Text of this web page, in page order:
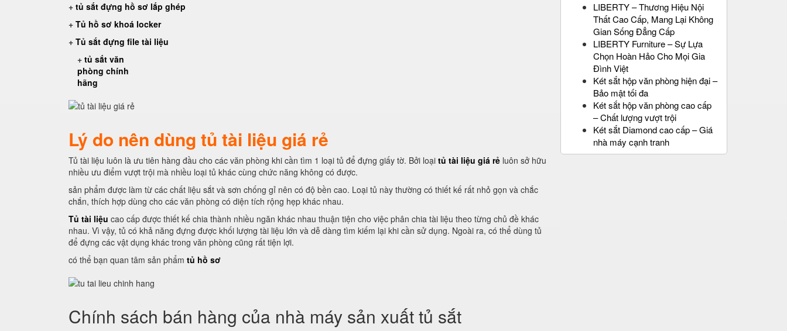
+ tủ sắt đựng hồ sơ lắp ghép
+ Tủ hồ sơ khoá locker
+ Tủ sắt đựng file tài liệu
+ tủ sắt văn
phòng chính
hãng
Lý do nên dùng tủ tài liệu giá rẻ
Tủ tài liệu luôn là ưu tiên hàng đầu cho các văn phòng khi cần tìm 1 loại tủ để đựng giấy tờ. Bởi loại tủ tài liệu giá rẻ luôn sở hữu
nhiều ưu điểm vượt trội mà nhiều loại tủ khác cùng chức năng không có được.
sản phẩm được làm từ các chất liệu sắt và sơn chống gỉ nên có độ bền cao. Loại tủ này thường có thiết kế rất nhỏ gọn và chắc
chắn, thích hợp dùng cho các văn phòng có diện tích rộng hẹp khác nhau.
Tủ tài liệu cao cấp được thiết kế chia thành nhiều ngăn khác nhau thuận tiện cho việc phân chia tài liệu theo từng chủ đề khác
nhau. Vì vậy, tủ có khả năng đựng được khối lượng tài liệu lớn và dễ dàng tìm kiếm lại khi cần sử dụng. Ngoài ra, có thể dùng tủ
để đựng các vật dụng khác trong văn phòng cũng rất tiện lợi.
có thể bạn quan tâm sản phẩm tủ hồ sơ
Chính sách bán hàng của nhà máy sản xuất tủ sắt
LIBERTY – Thương Hiệu Nội
Thất Cao Cấp, Mang Lại Không
Gian Sống Đẳng Cấp
LIBERTY Furniture – Sự Lựa
Chọn Hoàn Hảo Cho Mọi Gia
Đình Việt
Két sắt hộp văn phòng hiện đại –
Bảo mật tối đa
Két sắt hộp văn phòng cao cấp
– Chất lượng vượt trội
Két sắt Diamond cao cấp – Giá
nhà máy cạnh tranh